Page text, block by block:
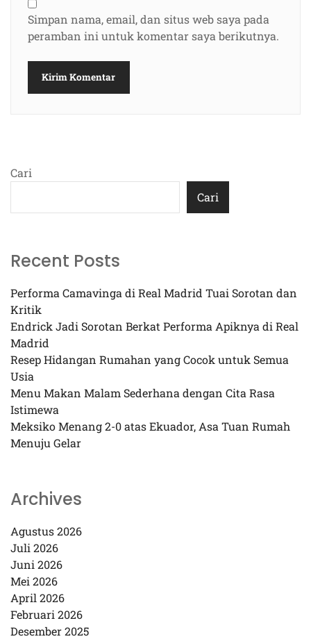
Simpan nama, email, dan situs web saya pada
peramban ini untuk komentar saya berikutnya.
Cari
Cari
Recent Posts
Performa Camavinga di Real Madrid Tuai Sorotan dan
Kritik
Endrick Jadi Sorotan Berkat Performa Apiknya di Real
Madrid
Resep Hidangan Rumahan yang Cocok untuk Semua
Usia
Menu Makan Malam Sederhana dengan Cita Rasa
Istimewa
Meksiko Menang 2-0 atas Ekuador, Asa Tuan Rumah
Menuju Gelar
Archives
Agustus 2026
Juli 2026
Juni 2026
Mei 2026
April 2026
Februari 2026
Desember 2025